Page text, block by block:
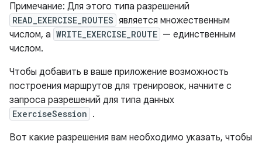
Примечание: Для этого типа разрешений
READ_EXERCISE_ROUTES является множественным
числом, а WRITE_EXERCISE_ROUTE — единственным
числом.
Чтобы добавить в ваше приложение возможность
построения маршрутов для тренировок, начните с
запроса разрешений для типа данных
ExerciseSession .
Вот какие разрешения вам необходимо указать, чтобы